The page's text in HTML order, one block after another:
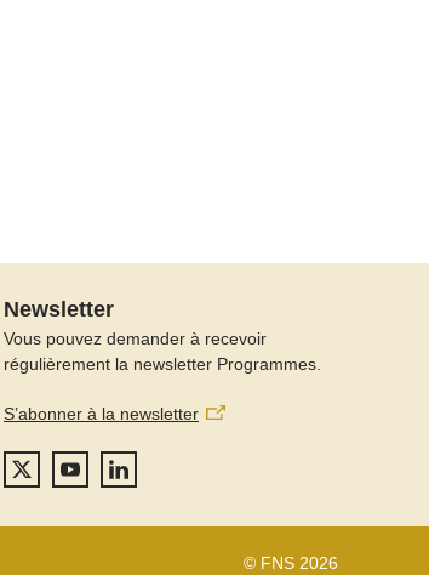
Newsletter
Vous pouvez demander à recevoir
régulièrement la newsletter Programmes.
S’abonner à la newsletter
© FNS 2026